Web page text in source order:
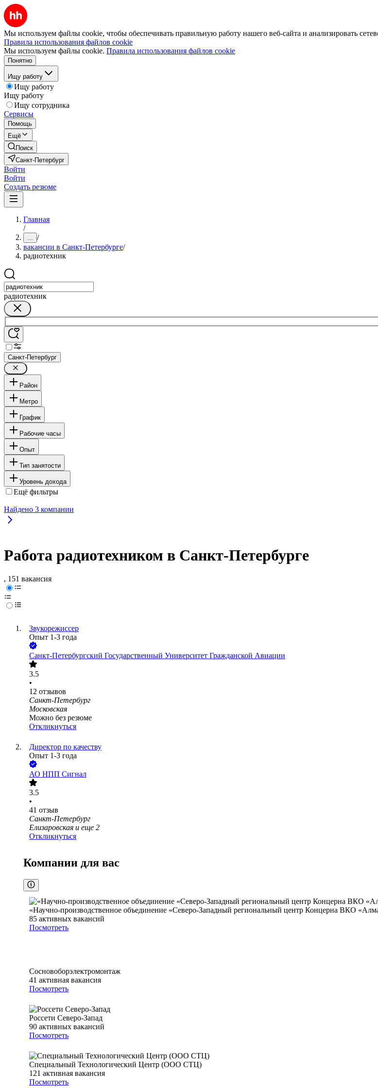
Мы используем файлы cookie, чтобы обеспечивать правильную работу нашего веб-сайта и анализировать
Правила использования файлов cookie
Мы используем файлы cookie. Правила использования файлов cookie
Понятно
Ищу работу
Ищу работу
Ищу работу
Ищу сотрудника
Сервисы
Помощь
Ещё
Поиск
Санкт-Петербург
Войти
Войти
Создать резюме
Главная
/
... /
вакансии в Санкт-Петербурге/
радиотехник
радиотехник
Санкт-Петербург
Район
Метро
График
Рабочие часы
Опыт
Тип занятости
Уровень дохода
Ещё фильтры
Найдено 3 компании
Работа радиотехником в Санкт-Петербурге
, 151 вакансия
Звукорежиссер
Опыт 1-3 года
Санкт-Петербургский Государственный Университет Гражданской Авиации
3.5
•
12 отзывов
Санкт-Петербург
Московская
Можно без резюме
Откликнуться
Директор по качеству
Опыт 1-3 года
АО НПП Сигнал
3.5
•
41 отзыв
Санкт-Петербург
Елизаровская и еще 2
Откликнуться
Компании для вас
«Научно-производственное объединение «Северо-Западный региональный центр Концерна ВКО
85 активных вакансий
Посмотреть
Сосновоборэлектромонтаж
41 активная вакансия
Посмотреть
Россети Северо-Запад
90 активных вакансий
Посмотреть
Специальный Технологический Центр (ООО СТЦ)
121 активная вакансия
Посмотреть